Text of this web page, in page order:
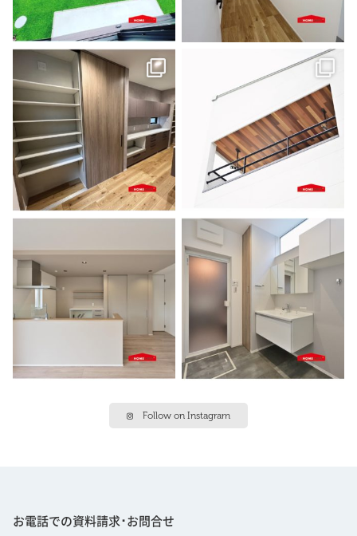
Follow on Instagram
お電話での資料請求･お問合せ